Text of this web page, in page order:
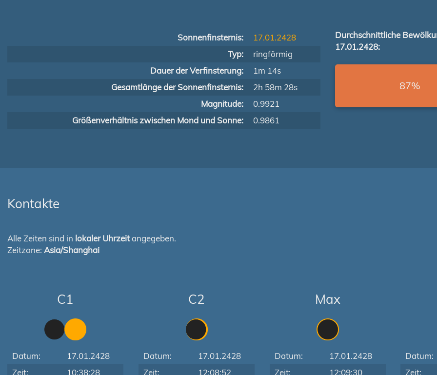
Sonnenfinsternis:
17.01.2428
Typ:
ringförmig
Dauer der Verfinsterung:
1m 14s
Gesamtlänge der Sonnenfinsternis:
2h 58m 28s
Magnitude:
0.9921
Größenverhältnis zwischen Mond und Sonne:
0.9861
Durchschnittliche
17.01.2428:
87%
Kontakte
Alle Zeiten sind in lokaler Uhrzeitangegeben.
Zeitzone: Asia/Shanghai
C1
Datum:
17.01.2428
Zeit:
10:38:28
C2
Datum:
17.01.2428
Zeit:
12:08:52
Max
Datum:
17.01.2428
Zeit:
12:09:30
Datum:
Zeit: